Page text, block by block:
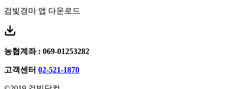
검빛경마 앱 다운로드
농협계좌 : 069-01253282
고객센터 02-521-1870